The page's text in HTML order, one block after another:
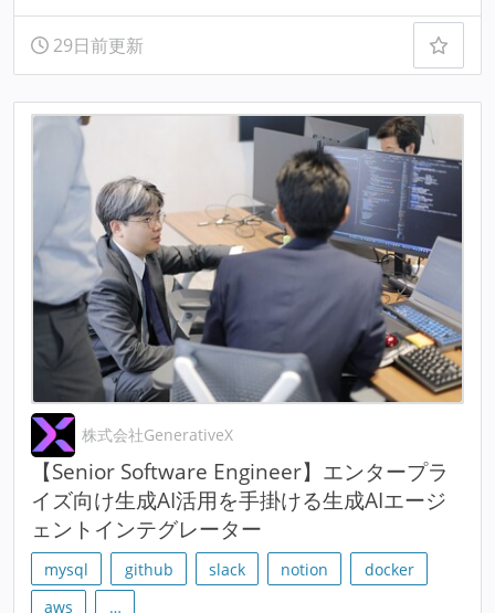
29日前更新
株式会社GenerativeX
【Senior Software Engineer】エンタープラ
イズ向け生成AI活用を手掛ける生成AIエージ
ェントインテグレーター
mysql github slack notion
docker
aws
…